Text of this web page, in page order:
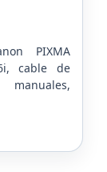
PIXMA
cable de